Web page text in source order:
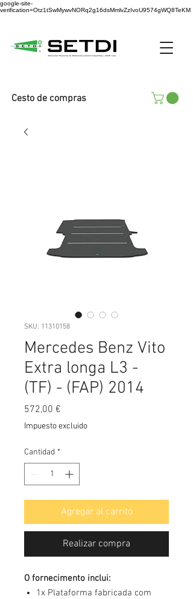
google-site-
verification=Otz1tSwMywvNORq2g16dsMmlvZzIvoU9574gWQ8TeKM
Cesto de compras
SKU: 11310158
Mercedes Benz Vito
Extra longa L3 -
(TF) - (FAP) 2014
572,00 €
Impuesto excluido
Cantidad *
Agregar al carrito
Realizar compra
O fornecimento inclui:
1x Plataforma fabricada com